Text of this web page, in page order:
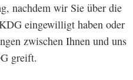
nachdem wir Sie über die
eingewilligt haben oder
zwischen Ihnen und uns
greift.